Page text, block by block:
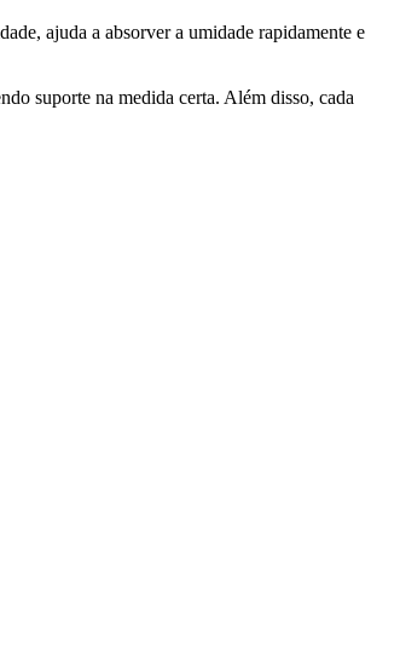
ajuda a absorver a umidade rapidamente e
suporte na medida certa. Além disso, cada